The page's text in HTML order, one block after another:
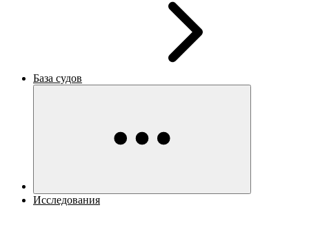
База судов
Исследования